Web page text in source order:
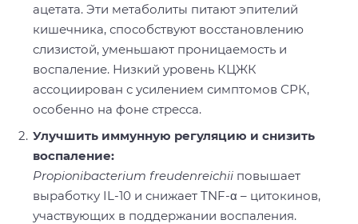
ацетата. Эти метаболиты питают эпителий
кишечника, способствуют восстановлению
слизистой, уменьшают проницаемость и
воспаление. Низкий уровень КЦЖК
ассоциирован с усилением симптомов СРК,
особенно на фоне стресса.
Улучшить иммунную регуляцию и снизить
воспаление:
Propionibacterium freudenreichii повышает
выработку IL-10 и снижает TNF-α – цитокинов,
участвующих в поддержании воспаления.